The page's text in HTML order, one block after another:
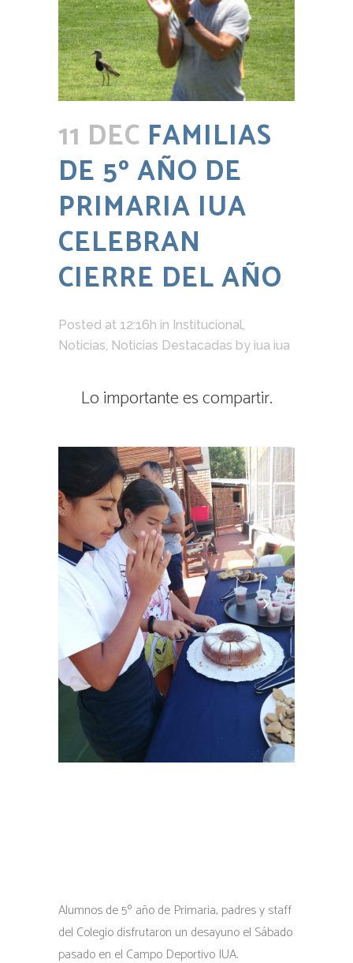
11 DEC FAMILIAS
DE 5º AÑO DE
PRIMARIA IUA
CELEBRAN
CIERRE DEL AÑO
Posted at 12:16h in Institucional
Noticias Noticias Destacadas by iua iua
Lo importante es compartir.
Alumnos de 5º año de Primaria, padres y staff
del Colegio disfrutaron un desayuno el Sábado
pasado en el Campo Deportivo IUA.